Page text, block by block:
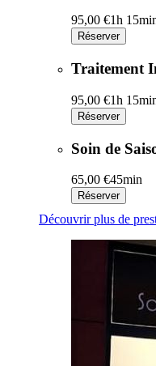
95,00 €1h
Réserver
Traitement
95,00 €1h
Réserver
Soin de
65,00 €45min
Réserver
Découvrir plus de